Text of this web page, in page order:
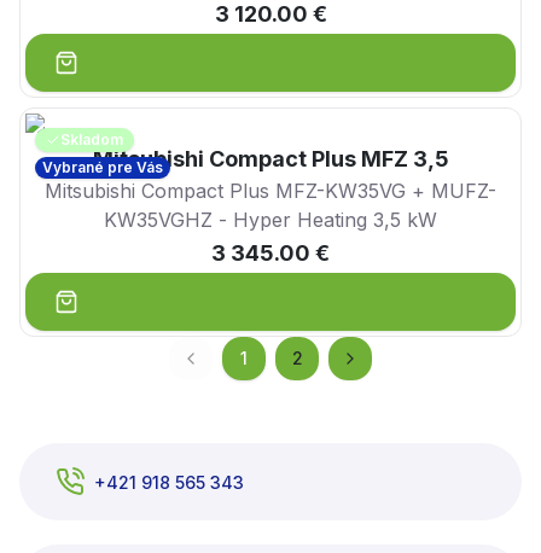
3 120.00 €
Skladom
Vybrané pre Vás
Mitsubishi Compact Plus MFZ 3,5
Mitsubishi Compact Plus MFZ-KW35VG + MUFZ-
KW35VGHZ - Hyper Heating 3,5 kW
3 345.00 €
1 2
+421 918 565 343